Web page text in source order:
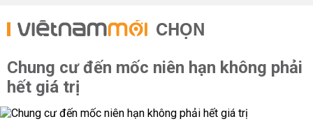
CHỌN
Chung cư đến mốc niên hạn không phải
hết giá trị